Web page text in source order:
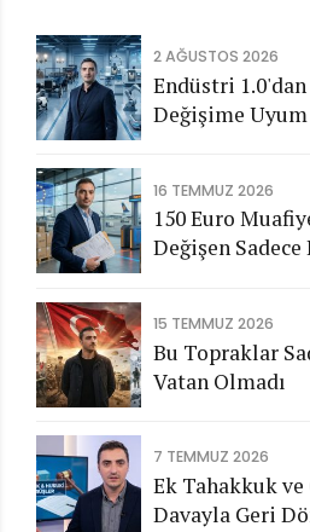
2 AĞUSTOS 2026
Endüstri 1.0'dan
Değişime
16 TEMMUZ 2026
150 Euro
Değişen
15 TEMMUZ 2026
Bu Topraklar
Vatan Olmadı
7 TEMMUZ 2026
Ek Tahakkuk
Davayla Geri